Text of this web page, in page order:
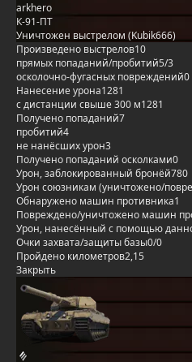
arkhero
К-91-ПТ
Уничтожен выстрелом (Kubik666)
Произведено выстрелов10
прямых попаданий/пробитий5/3
осколочно-фугасных повреждений0
Нанесение урона1281
с дистанции свыше 300 м1281
Получено попаданий7
пробитий4
не нанёсших урон3
Получено попаданий осколками0
Урон, заблокированный бронёй780
Урон союзникам (уничтожено/
Обнаружено машин противника1
Повреждено/уничтожено машин
Урон, нанесённый с помощью
Очки захвата/защиты базы0/0
Пройдено километров2,15
Закрыть